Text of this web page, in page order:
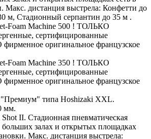
Макс. дистанция выстрела: Конфетти до
м, Стадионный серпантин до 35 м .
Foam Machine 500 ! ТОЛЬКО
сертифицированные
оригинальное французское
Foam Machine 350 ! ТОЛЬКО
сертифицированные
оригинальное французское
"Премиум" типа Hoshizaki XXL.
мм.
II. Стадионная пневматическая
залах и открытых площадках
Макс. дистанция выстрела: